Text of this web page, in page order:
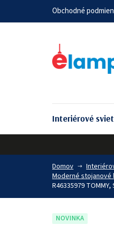
Obchodné
Interiérové
Domov
Moderné stojanové
R46335979
NOVINKA